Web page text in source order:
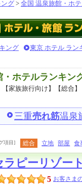
グ> 全国 温泉旅館・ホ
ング 東京 ホテル ラン
ホテルランキン
家族旅行向け】【総合】
三重売れ筋温泉
項目] 総合 立地 部屋 食
ラピーリゾー
5 お客さま